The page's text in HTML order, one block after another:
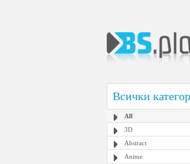
Всички
All
3D
Abstract
Anime